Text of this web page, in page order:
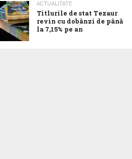
ACTUALITATE
Titlurile de stat Tezaur
revin cu dobânzi de până
la 7,15% pe an